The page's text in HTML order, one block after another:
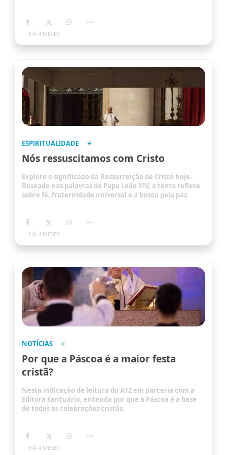
HÁ 4 MESES
ESPIRITUALIDADE
Nós ressuscitamos com Cristo
Explore o significado da Ressurreição de Cristo hoje.
Baseado nas palavras do Papa Leão XIV, o texto reflete
sobre fé, fraternidade universal e a busca pela paz.
HÁ 4 MESES
NOTÍCIAS
Por que a Páscoa é a maior festa
cristã?
Nesta indicação de leitura do A12 em parceria com a
Editora Santuário, entenda por que a Páscoa é a base
de todas as celebrações cristãs.
HÁ 4 MESES